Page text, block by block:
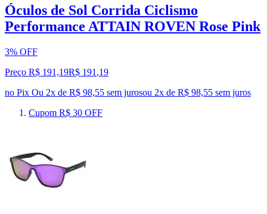
Óculos de Sol Corrida Ciclismo
Performance ATTAIN ROVEN Rose Pink
3% OFF
Preço R$ 191,19R$ 191 ,19
no Pix Ou 2x de R$ 98,55 sem jurosou 2x de R$ 98,55 sem juros
Cupom R$ 30 OFF